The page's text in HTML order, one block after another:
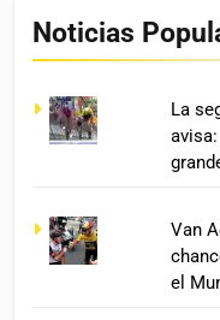
Noticias
La
Van
el